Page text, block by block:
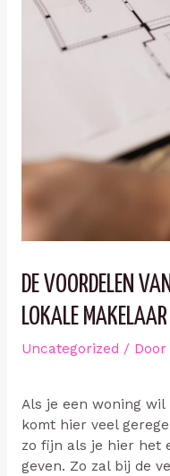
DE VOORDELEN
LOKALE MAKELAAR
Uncategorized / Door
Als je een woning
komt hier veel
zo fijn als je hier het
geven. Zo zal bij de